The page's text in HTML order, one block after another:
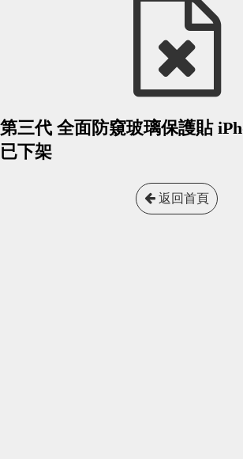
第三代 全面防窺玻璃保護貼
已下架
返回首頁